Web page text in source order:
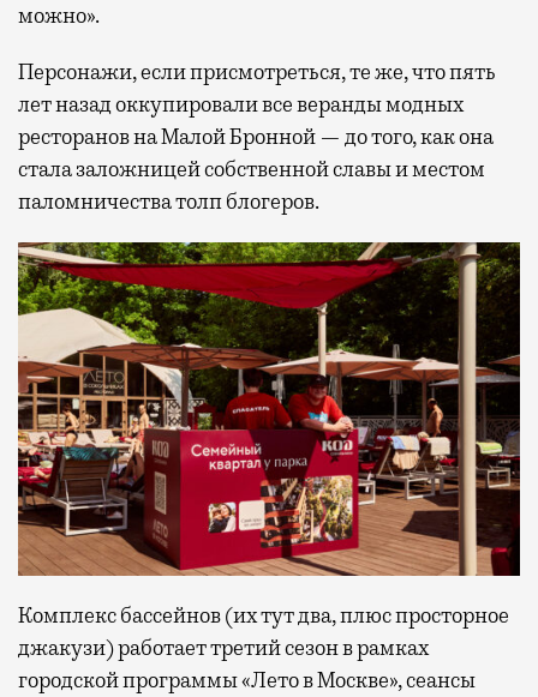
можно».
Персонажи, если присмотреться, те же, что пять
лет назад оккупировали все веранды модных
ресторанов на Малой Бронной — до того, как она
стала заложницей собственной славы и местом
паломничества толп блогеров.
Комплекс бассейнов (их тут два, плюс просторное
джакузи) работает третий сезон в рамках
городской программы «Лето в Москве», сеансы